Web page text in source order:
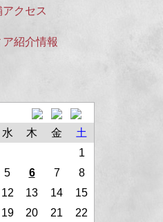
水 木 金
土
1
5 6 7
8
12 13 14
15
19 20 21
22